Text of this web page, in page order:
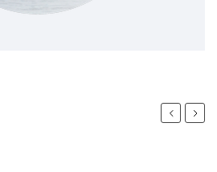
Previous
Next